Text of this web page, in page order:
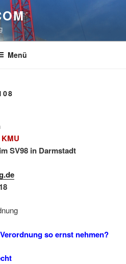
Menü
SV98 in Darmstadt
so ernst nehmen?